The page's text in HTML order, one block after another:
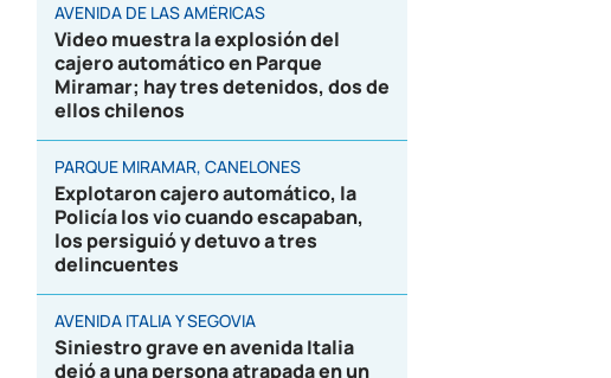
AVENIDA DE LAS AMÉRICAS
Video muestra la explosión del
cajero automático en Parque
Miramar; hay tres detenidos, dos de
ellos chilenos
PARQUE MIRAMAR, CANELONES
Explotaron cajero automático, la
Policía los vio cuando escapaban,
los persiguió y detuvo a tres
delincuentes
AVENIDA ITALIA Y SEGOVIA
Siniestro grave en avenida Italia
dejó a una persona atrapada en un